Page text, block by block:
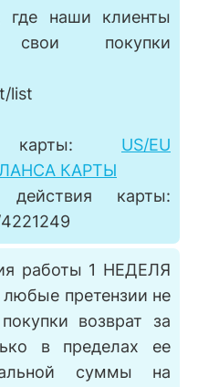
где наши клиенты
покупки
list
карты: US/EU
КАРТЫ
карты:
работы 1 НЕДЕЛЯ
претензии не
возврат за
в пределах ее
суммы на